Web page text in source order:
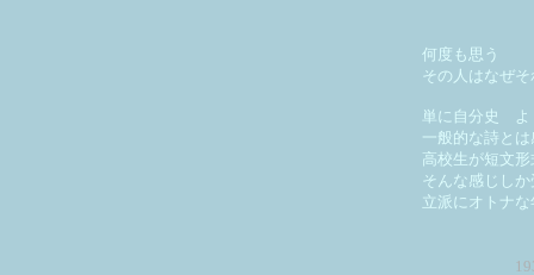
何度も思う
その人はなぜ
単に自分史 よ
一般的な詩と
高校生が短文
そんな感じし
立派にオトナ